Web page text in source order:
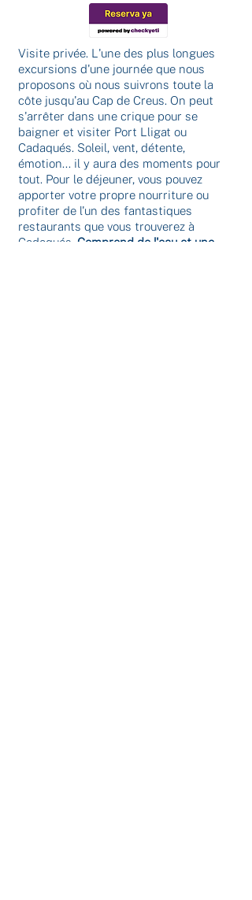
Visite privée. L'une des plus longues
excursions d'une journée que nous
proposons où nous suivrons toute la
côte jusqu'au Cap de Creus. On peut
s'arrêter dans une crique pour se
baigner et visiter Port Lligat ou
Cadaqués. Soleil, vent, détente,
émotion... il y aura des moments pour
tout. Pour le déjeuner, vous pouvez
apporter votre propre nourriture ou
profiter de l'un des fantastiques
restaurants que vous trouverez à
Cadaqués. Comprend de l'eau et une